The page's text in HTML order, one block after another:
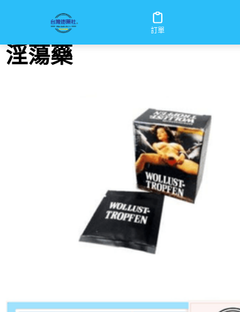
訂單
淫蕩藥
淫蕩藥